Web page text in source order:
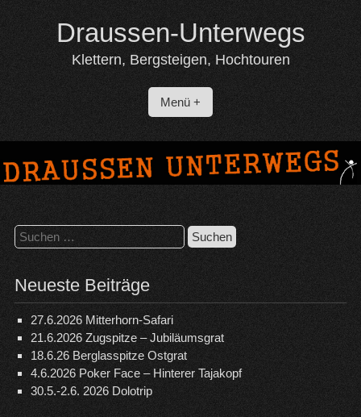
content
Draussen-Unterwegs
Klettern, Bergsteigen, Hochtouren
Menü +
Suchen
nach:
Neueste Beiträge
27.6.2026 Mitterhorn-Safari
21.6.2026 Zugspitze – Jubiläumsgrat
18.6.26 Berglasspitze Ostgrat
4.6.2026 Poker Face – Hinterer Tajakopf
30.5.-2.6. 2026 Dolotrip